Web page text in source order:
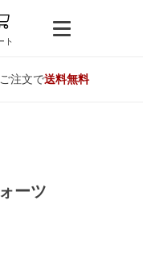
ト
注文で送料無料
ーツ